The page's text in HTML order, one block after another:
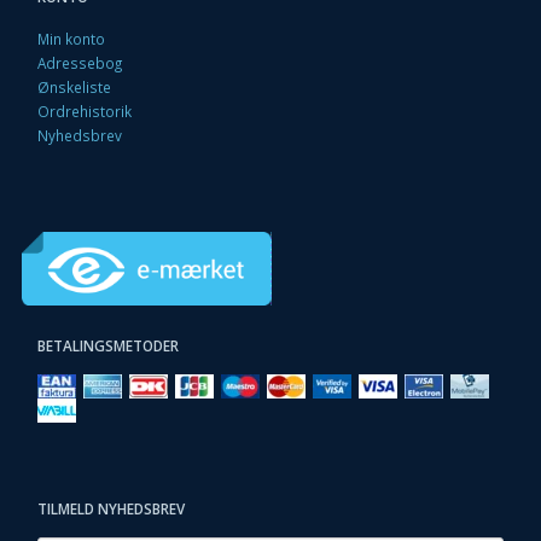
Min konto
Adressebog
Ønskeliste
Ordrehistorik
Nyhedsbrev
BETALINGSMETODER
TILMELD NYHEDSBREV